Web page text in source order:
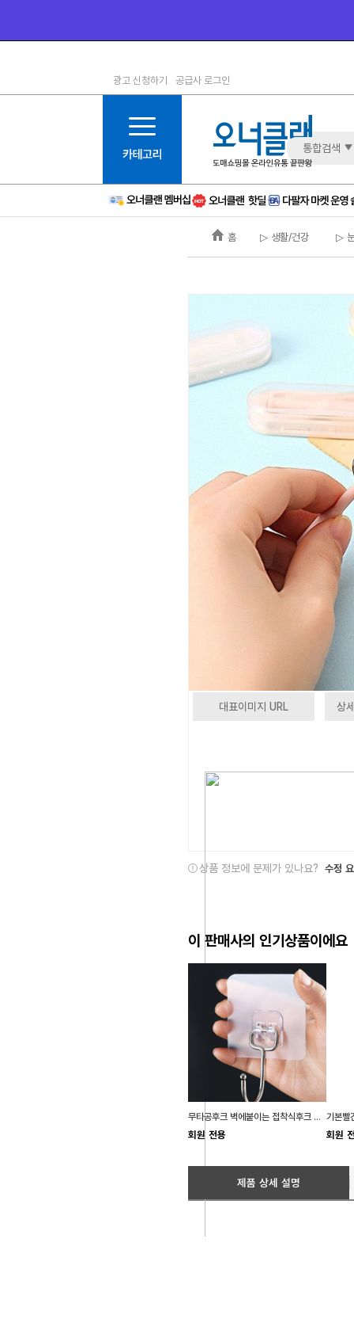
1등급
6등급
11등급
12등급
15등급
16등급
광고 신청하기 공급사 로그인
통합검색
홈 ▷ 생활/건강 ▷
대표이미지 URL 상
상품 정보에 문제가 있나요? 수정
이 판매사의 인기상품이에요
무타공후크 벽에붙이는 접착식후크 욕실용품정리
회원 전용
기본빨
회원
제품 상세 설명